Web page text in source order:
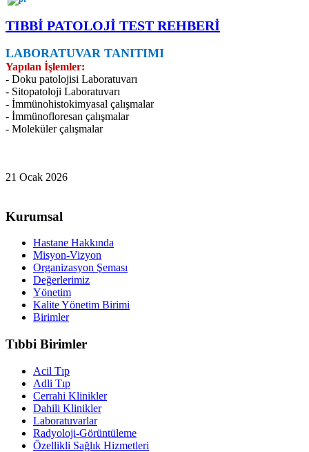
TIBBİ PATOLOJİ TEST REHBERİ
LABORATUVAR TANITIMI
Yapılan İşlemler:
- Doku patolojisi Laboratuvarı
- Sitopatoloji Laboratuvarı
- İmmünohistokimyasal çalışmalar
- İmmünofloresan çalışmalar
- Moleküler çalışmalar
21 Ocak 2026
Kurumsal
Hastane Hakkında
Misyon-Vizyon
Organizasyon Şeması
Değerlerimiz
Yönetim
Kalite Yönetim Birimi
Birimler
Tıbbi Birimler
Acil Tıp
Adli Tıp
Cerrahi Klinikler
Dahili Klinikler
Laboratuvarlar
Radyoloji-Görüntüleme
Özellikli Sağlık Hizmetleri